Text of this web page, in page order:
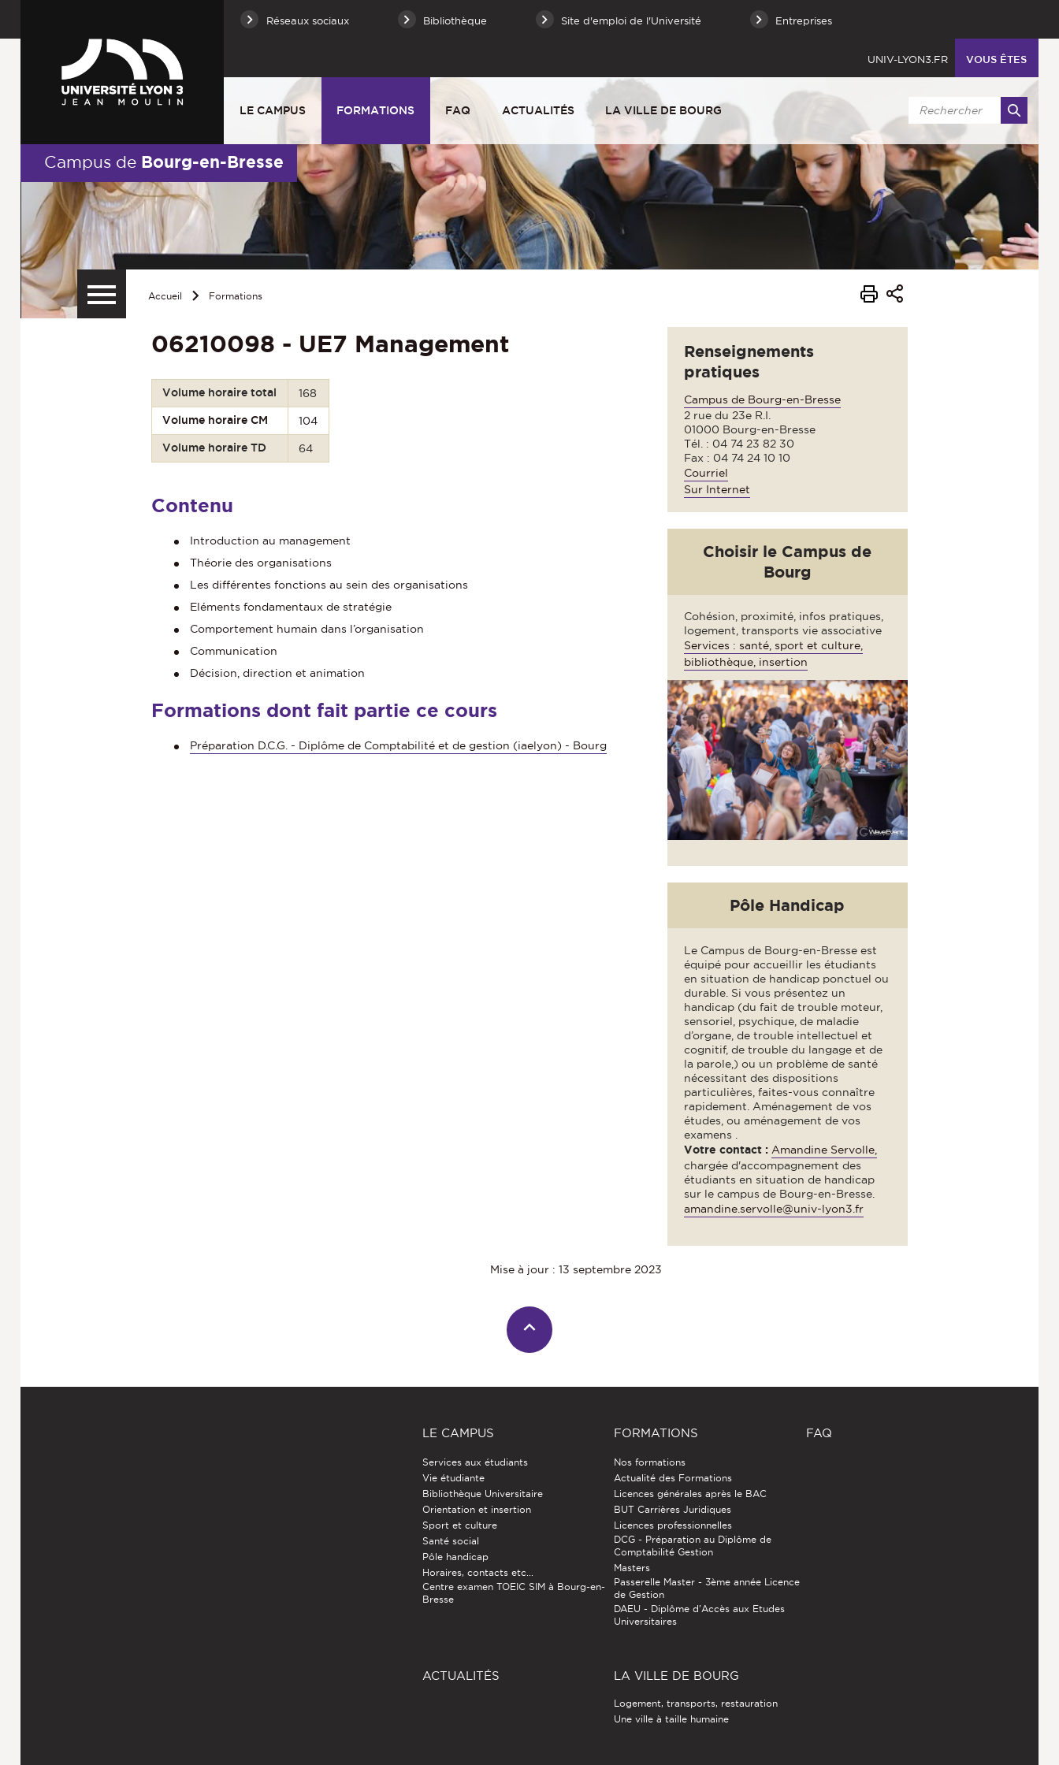
Réseaux sociaux Bibliothèque Site d'emploi de l'Université Entreprises
UNIV-LYON3.FR VOUS ÊTES
LE CAMPUS FORMATIONS FAQ ACTUALITÉS LA VILLE DE BOURG
Campus de Bourg-en-Bresse
Accueil Formations
06210098 - UE7 Management
Volume horaire total 168
Volume horaire CM 104
Volume horaire TD 64
Contenu
Introduction au management
Théorie des organisations
Les différentes fonctions au sein des organisations
Eléments fondamentaux de stratégie
Comportement humain dans l’organisation
Communication
Décision, direction et animation
Formations dont fait partie ce cours
Préparation D.C.G. - Diplôme de Comptabilité et de gestion (iaelyon) - Bourg
Renseignements
pratiques
Campus de Bourg-en-Bresse
2 rue du 23e R.I.
01000 Bourg-en-Bresse
Tél. : 04 74 23 82 30
Fax : 04 74 24 10 10
Courriel
Sur Internet
Choisir le Campus de
Bourg
Cohésion, proximité, infos pratiques,
logement, transports vie associative
Services : santé, sport et culture,
bibliothèque, insertion
Pôle Handicap
Le Campus de Bourg-en-Bresse est
équipé pour accueillir les étudiants
en situation de handicap ponctuel ou
durable. Si vous présentez un
handicap (du fait de trouble moteur,
sensoriel, psychique, de maladie
d’organe, de trouble intellectuel et
cognitif, de trouble du langage et de
la parole,) ou un problème de santé
nécessitant des dispositions
particulières, faites-vous connaître
rapidement. Aménagement de vos
études, ou aménagement de vos
examens .
Votre contact : Amandine Servolle,
chargée d'accompagnement des
étudiants en situation de handicap
sur le campus de Bourg-en-Bresse.
amandine.servolle@univ-lyon3.fr
Mise à jour : 13 septembre 2023
LE CAMPUS
Services aux étudiants
Vie étudiante
Bibliothèque Universitaire
Orientation et insertion
Sport et culture
Santé social
Pôle handicap
Horaires, contacts etc...
Centre examen TOEIC SIM à Bourg-en-
Bresse
FORMATIONS
Nos formations
Actualité des Formations
Licences générales après le BAC
BUT Carrières Juridiques
Licences professionnelles
DCG - Préparation au Diplôme de
Comptabilité Gestion
Masters
Passerelle Master - 3ème année Licence
de Gestion
DAEU - Diplôme d'Accès aux Etudes
Universitaires
FAQ
ACTUALITÉS LA VILLE DE BOURG
Logement, transports, restauration
Une ville à taille humaine